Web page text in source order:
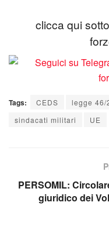
clicca qui
Tags: CEDS legge 46/
sindacati militari
UE
PERSOMIL:
giuridico dei